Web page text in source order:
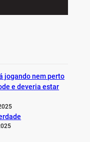
jogando nem perto
e deveria estar